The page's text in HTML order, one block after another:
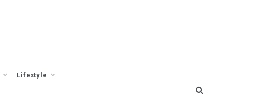
Lifestyle